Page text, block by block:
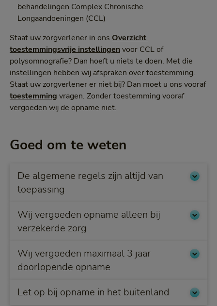
behandelingen Complex Chronische
Longaandoeningen (CCL)
Staat uw zorgverlener in ons Overzicht
toestemmingsvrije instellingenvoor CCL of
polysomnografie? Dan hoeft u niets te doen. Met die
instellingen hebben wij afspraken over toestemming.
Staat uw zorgverlener er niet bij? Dan moet u ons vooraf
toestemming vragen. Zonder toestemming vooraf
vergoeden wij de opname niet.
Goed om te weten
De algemene regels zijn altijd van
toepassing
Wij vergoeden opname alleen bij
verzekerde zorg
Wij vergoeden maximaal 3 jaar
doorlopende opname
Let op bij opname in het buitenland